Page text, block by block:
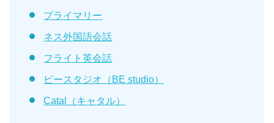
プライマリー
ネス外国語会話
フライト英会話
ビースタジオ（BE studio）
Catal（キャタル）